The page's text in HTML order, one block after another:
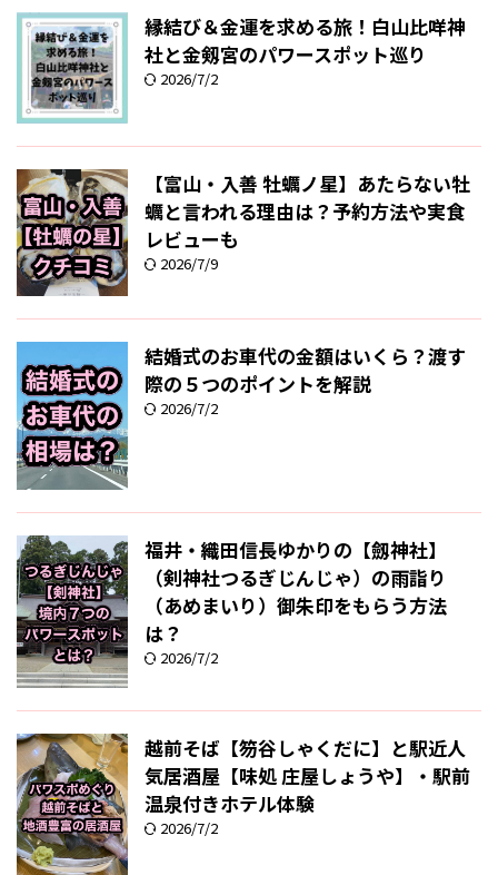
縁結び＆金運を求める旅！白山比咩神
社と金剱宮のパワースポット巡り
2026/7/2
【富山・入善 牡蠣ノ星】あたらない牡
蠣と言われる理由は？予約方法や実食
レビューも
2026/7/9
結婚式のお車代の金額はいくら？渡す
際の５つのポイントを解説
2026/7/2
福井・織田信長ゆかりの【劔神社】
（剣神社つるぎじんじゃ）の雨詣り
（あめまいり）御朱印をもらう方法
は？
2026/7/2
越前そば【笏谷しゃくだに】と駅近人
気居酒屋【味処 庄屋しょうや】・駅前
温泉付きホテル体験
2026/7/2